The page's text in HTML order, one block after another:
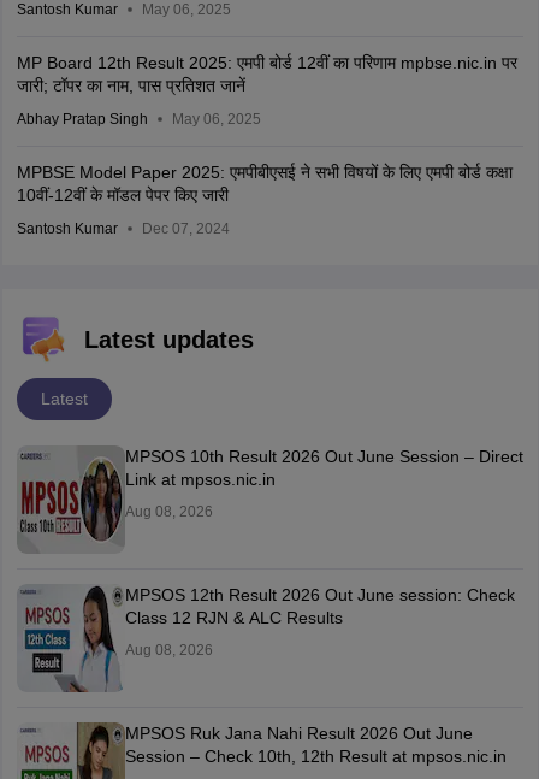
Santosh Kumar May 06, 2025
MP Board 12th Result 2025: एमपी बोर्ड 12वीं का परिणाम mpbse.nic.in पर
जारी; टॉपर का नाम, पास प्रतिशत जानें
Abhay Pratap Singh May 06, 2025
MPBSE Model Paper 2025: एमपीबीएसई ने सभी विषयों के लिए एमपी बोर्ड कक्षा
10वीं-12वीं के मॉडल पेपर किए जारी
Santosh Kumar Dec 07, 2024
Latest updates
Latest
MPSOS 10th Result 2026 Out June Session – Direct
Link at mpsos.nic.in
Aug 08, 2026
MPSOS 12th Result 2026 Out June session: Check
Class 12 RJN & ALC Results
Aug 08, 2026
MPSOS Ruk Jana Nahi Result 2026 Out June
Session – Check 10th, 12th Result at mpsos.nic.in